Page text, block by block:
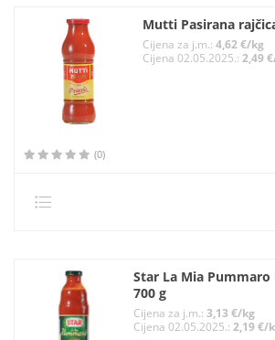
Mutti Pasirana
Cijena za j.m.: 4,62 €/kg
Cijena 02.05.2025.: 2,49
(0)
Star La Mia Pummaro
700 g
Cijena za j.m.:3,13 €/kg
Cijena 02.05.2025.:2,19 €/